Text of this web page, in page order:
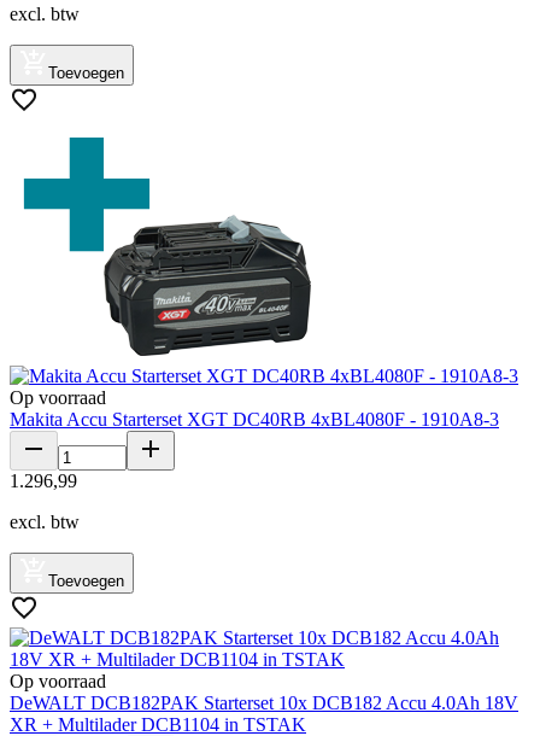
excl. btw
Toevoegen
Op voorraad
Makita Accu Starterset XGT DC40RB 4xBL4080F - 1910A8-3
1 .296,99
excl. btw
Toevoegen
Op voorraad
DeWALT DCB182PAK Starterset 10x DCB182 Accu 4.0Ah 18V
XR + Multilader DCB1104 in TSTAK